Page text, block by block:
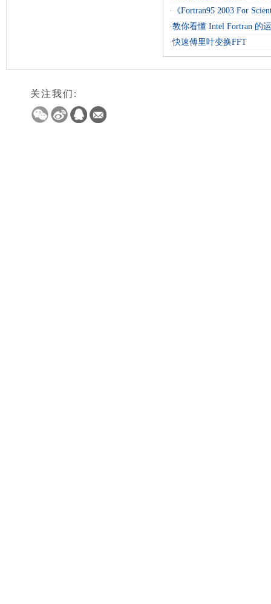
·
《Fortran95 2003 For
·教你看懂 Intel Fortran 的
·快速傅里叶变换FFT
关注我们: